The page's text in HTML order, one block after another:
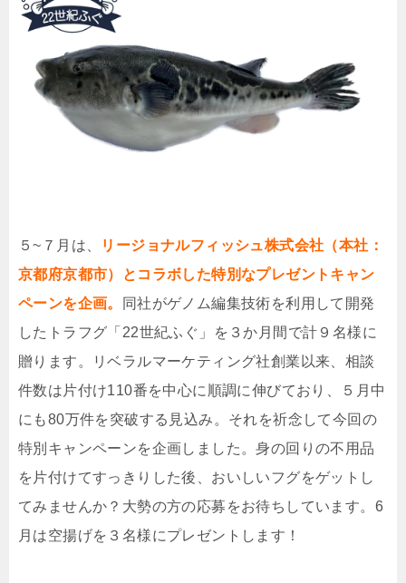
５~７月は、
リージョナルフィッシュ株式会社（本社：
京都府京都市）とコラボした特別なプレゼントキャン
ペーンを企画。
同社がゲノム編集技術を利⽤して開発
したトラフグ「22世紀ふぐ」を３か⽉間で計９名様に
贈ります。リベラルマーケティング社創業以来、相談
件数は⽚付け110番を中⼼に順調に伸びており、５⽉中
にも80万件を突破する⾒込み。それを祈念して今回の
特別キャンペーンを企画しました。⾝の回りの不⽤品
を⽚付けてすっきりした後、おいしいフグをゲットし
てみませんか？⼤勢の⽅の応募をお待ちしています。6
月は空揚げを３名様にプレゼントします！